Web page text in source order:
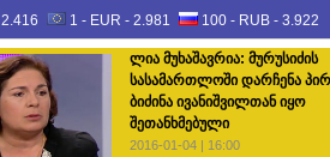
2.416 1 - EUR - 2.981 100 - RUB - 3.922
ლია მუხაშავრია: მურუსიძის
სასამართლოში დარჩენა
ბიძინა ივანიშვილთან იყო
შეთანხმებული
2016-01-04 | 16:00